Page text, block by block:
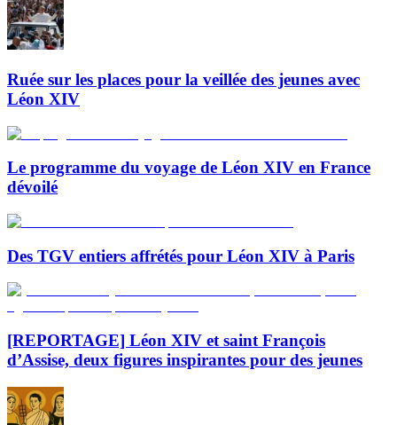
Ruée sur les places pour la veillée des jeunes avec
Léon XIV
Le programme du voyage de Léon XIV en France
dévoilé
Des TGV entiers affrétés pour Léon XIV à Paris
[REPORTAGE] Léon XIV et saint François
d’Assise, deux figures inspirantes pour des jeunes